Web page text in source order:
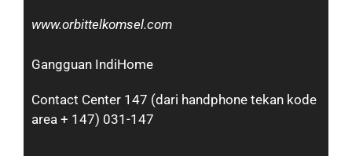
www.orbittelkomsel.com
Gangguan IndiHome
Contact Center 147 (dari handphone tekan kode
area + 147) 031-147